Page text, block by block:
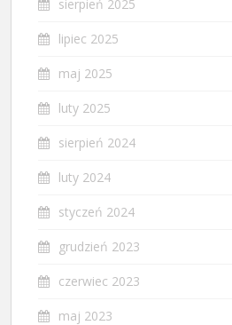
sierpień 2025
lipiec 2025
maj 2025
luty 2025
sierpień 2024
luty 2024
styczeń 2024
grudzień 2023
czerwiec 2023
maj 2023